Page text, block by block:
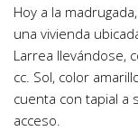
Hoy a la
una vivienda
Larrea llevándose,
cc. Sol, color
cuenta con tapial a
acceso.